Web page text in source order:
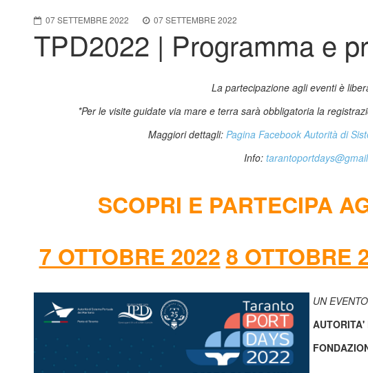
07 SETTEMBRE 2022 07 SETTEMBRE 2022
TPD2022 | Programma e
La partecipazione agli eventi è
*Per le visite guidate via mare e terra sarà obbligatoria la
Maggiori dettagli: Pagina Facebook Autorità di
Info:
SCOPRI E PARTECIPA
7 OTTOBRE 20228 OTTOBRE
UN
AUTORITA'